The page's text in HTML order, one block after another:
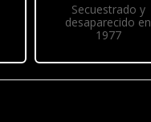
Secuestrado y
desaparecido en
1977